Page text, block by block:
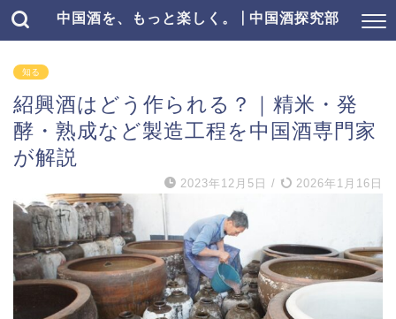
中国酒を、もっと楽しく。 | 中国酒探究部
知る
紹興酒はどう作られる？｜精米・発
酵・熟成など製造工程を中国酒専門家
が解説
2023年12月5日 / 2026年1月16日